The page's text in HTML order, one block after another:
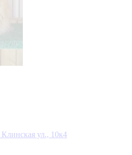
ул., 10к4